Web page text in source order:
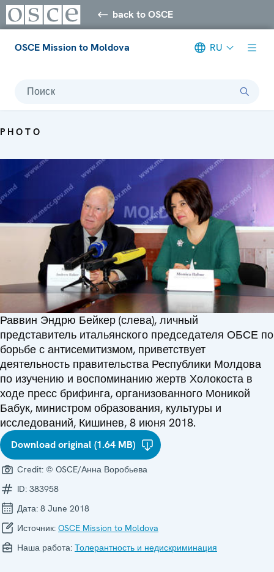
back to OSCE
OSCE Mission to Moldova RU
Поиск
PHOTO
Раввин Эндрю Бейкер (слева), личный
представитель итальянского председателя ОБСЕ по
борьбе с антисемитизмом, приветствует
деятельность правительства Республики Молдова
по изучению и воспоминанию жертв Холокоста в
ходе пресс брифинга, организованного Моникой
Бабук, министром образования, культуры и
исследований, Кишинев, 8 июня 2018.
Download original (1.64 MB)
Credit: © OSCE/Анна Воробьева
ID: 383958
Дата: 8 June 2018
Источник: OSCE Mission to Moldova
Наша работа: Толерантность и недискриминация